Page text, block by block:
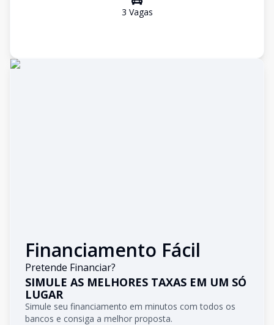
3 Vagas
Financiamento Fácil
Pretende Financiar?
SIMULE AS MELHORES TAXAS EM UM SÓ
LUGAR
Simule seu financiamento em minutos com todos os
bancos e consiga a melhor proposta.